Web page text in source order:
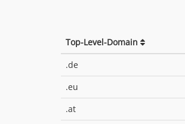
Top-Level-Domain
.de
.eu
.at